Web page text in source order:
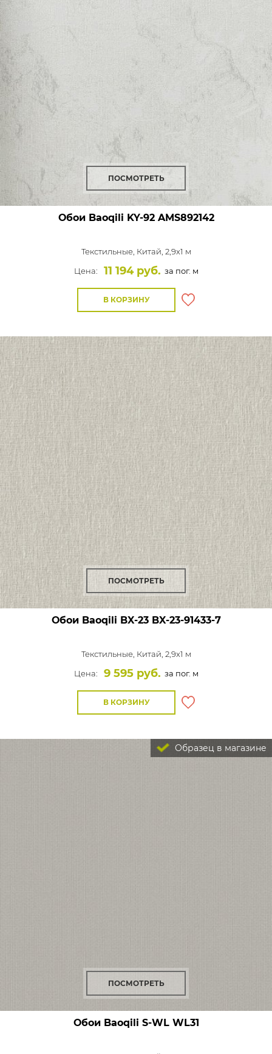
ПОСМОТРЕТЬ
Обои Baoqili KY-92AMS892142
Текстильные, Китай, 2,9x1 м
Цена:
11 194 руб. за пог. м
В КОРЗИНУ
ПОСМОТРЕТЬ
Обои Baoqili BX-23BX-23-91433-7
Текстильные, Китай, 2,9x1 м
Цена:
9 595 руб. за пог. м
В КОРЗИНУ
Образец в магазине
ПОСМОТРЕТЬ
Обои Baoqili S-WLWL31